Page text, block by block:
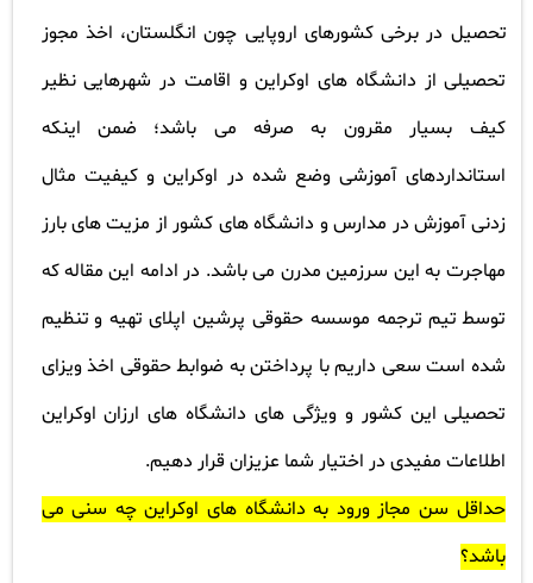
تحصیل در برخی کشورهای اروپایی چون انگلستان، اخذ مجوز
تحصیلی از دانشگاه های اوکراین و اقامت در شهرهایی نظیر
کیف بسیار مقرون به صرفه می باشد؛ ضمن اینکه
استانداردهای آموزشی وضع شده در اوکراین و کیفیت مثال
زدنی آموزش در مدارس و دانشگاه های کشور از مزیت های بارز
مهاجرت به این سرزمین مدرن می باشد. در ادامه این مقاله که
توسط تیم ترجمه موسسه حقوقی پرشین اپلای تهیه و تنظیم
شده است سعی داریم با پرداختن به ضوابط حقوقی اخذ ویزای
تحصیلی این کشور و ویژگی های دانشگاه های ارزان اوکراین
اطلاعات مفیدی در اختیار شما عزیزان قرار دهیم.
حداقل سن مجاز ورود به دانشگاه های اوکراین چه سنی می
باشد؟